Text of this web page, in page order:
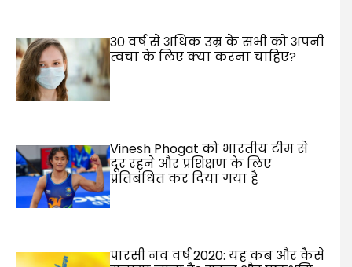
30 वर्ष से अधिक उम्र के सभी को अपनी
त्वचा के लिए क्या करना चाहिए?
Vinesh Phogat को भारतीय टीम से
दूर रहने और प्रशिक्षण के लिए
प्रतिबंधित कर दिया गया है
पारसी नव वर्ष 2020: यह कब और कैसे